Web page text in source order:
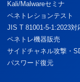
Kali/Malwareセミナ
ペネトレションテスト
JIS T 81001-5-1:2023対
ペネトレ機器販売
サイドチャネル攻撃・
パスワード復元